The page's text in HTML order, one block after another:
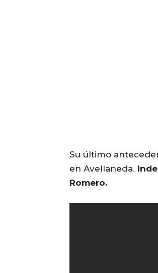
Su último
en Avellaneda.
Romero.